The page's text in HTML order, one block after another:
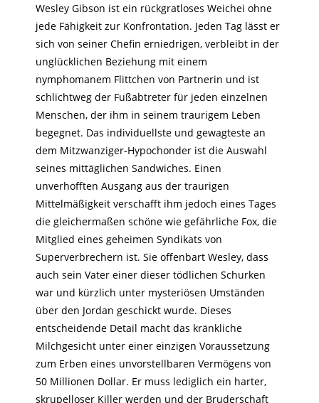
Wesley Gibson ist ein rückgratloses Weichei ohne
jede Fähigkeit zur Konfrontation. Jeden Tag lässt er
sich von seiner Chefin erniedrigen, verbleibt in der
unglücklichen Beziehung mit einem
nymphomanem Flittchen von Partnerin und ist
schlichtweg der Fußabtreter für jeden einzelnen
Menschen, der ihm in seinem traurigem Leben
begegnet. Das individuellste und gewagteste an
dem Mitzwanziger-Hypochonder ist die Auswahl
seines mittäglichen Sandwiches. Einen
unverhofften Ausgang aus der traurigen
Mittelmäßigkeit verschafft ihm jedoch eines Tages
die gleichermaßen schöne wie gefährliche Fox, die
Mitglied eines geheimen Syndikats von
Superverbrechern ist. Sie offenbart Wesley, dass
auch sein Vater einer dieser tödlichen Schurken
war und kürzlich unter mysteriösen Umständen
über den Jordan geschickt wurde. Dieses
entscheidende Detail macht das kränkliche
Milchgesicht unter einer einzigen Voraussetzung
zum Erben eines unvorstellbaren Vermögens von
50 Millionen Dollar. Er muss lediglich ein harter,
skrupelloser Killer werden und der Bruderschaft